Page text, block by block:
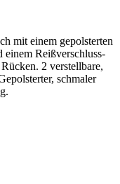
mit einem gepolsterten
Reißverschluss-
2 verstellbare,
schmaler